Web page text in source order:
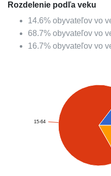
Rozdelenie podľa veku
14.6% obyvateľov vo
68.7% obyvateľov vo
16.7% obyvateľov vo
15-64